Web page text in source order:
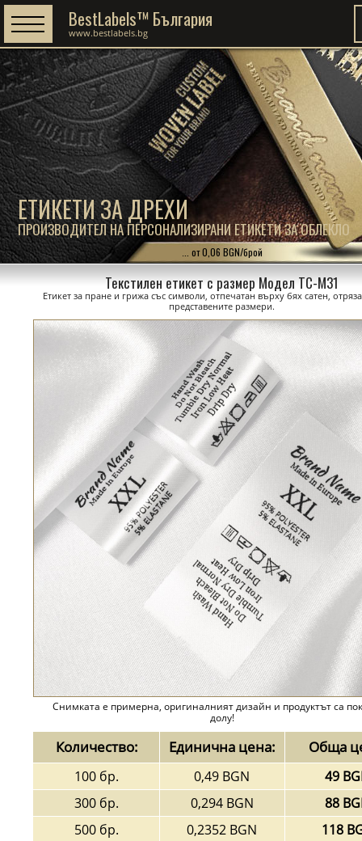
ЕТИКЕТИ ЗА ДРЕХИ
ПРОИЗВОДИТЕЛ НА ПЕРСОНАЛИЗИРАНИ ЕТИКЕТИ ЗА ОБЛЕКЛО
BestLabels™ България
www.bestlabels.bg
... от 0,06 BGN/брой
Текстилен етикет с размер Модел TC-M31
Етикет за пране и грижа със символи, отпечатан върху бях сатен,
представените размери.
Снимката е примерна, оригиналният дизайн и продуктът са
долу!
Количество: Единична цена: Обща
100 бр. 0,49 BGN
49
300 бр.
0,294 BGN
88
500 бр.
0,2352 BGN
118